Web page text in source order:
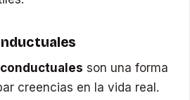
son una forma
creencias en la vida real.